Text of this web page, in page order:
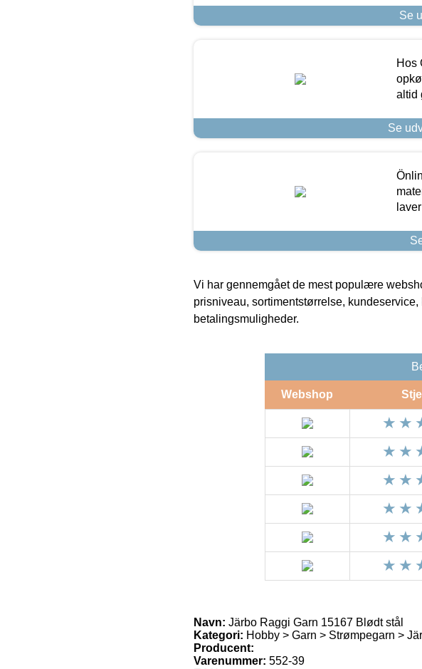
Se
Hos
altid
Se
Vi har gennemgået de mest populære
prisniveau, sortimentstørrelse,
betalingsmuligheder.
Webshop
Navn: Järbo Raggi Garn 15167 Blødt stål
Kategori: Hobby > Garn > Strømpegarn >
Producent:
Varenummer: 552-39